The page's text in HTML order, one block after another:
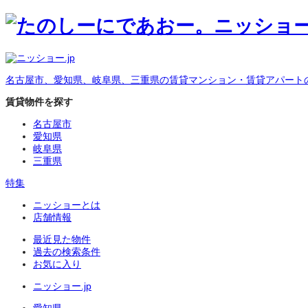
名古屋市、愛知県、岐阜県、三重県の賃貸マンション・賃貸アパート
賃貸物件を探す
名古屋市
愛知県
岐阜県
三重県
特集
ニッショーとは
店舗情報
最近見た物件
過去の検索条件
お気に入り
ニッショー.jp